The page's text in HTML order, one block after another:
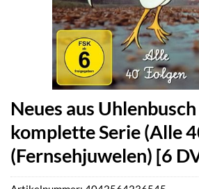
Neues aus
komplette Serie (Alle
(Fernsehjuwelen) [6